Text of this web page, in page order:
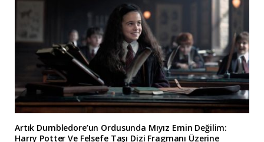
Artık Dumbledore’un Ordusunda Mıyız Emin Değilim:
Harry Potter Ve Felsefe Taşı Dizi Fragmanı Üzerine